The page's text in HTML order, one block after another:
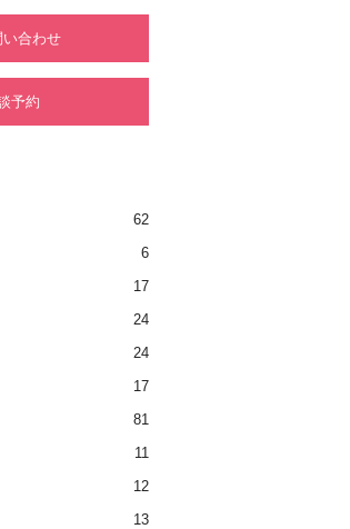
い合わせ
予約
62
6
17
24
24
17
81
11
12
13